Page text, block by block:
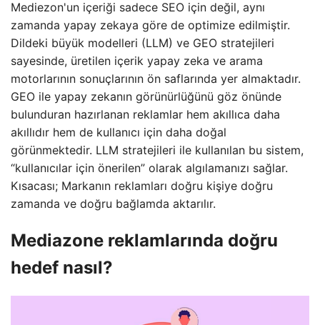
Mediezon'un içeriği sadece SEO için değil, aynı
zamanda yapay zekaya göre de optimize edilmiştir.
Dildeki büyük modelleri (LLM) ve GEO stratejileri
sayesinde, üretilen içerik yapay zeka ve arama
motorlarının sonuçlarının ön saflarında yer almaktadır.
GEO ile yapay zekanın görünürlüğünü göz önünde
bulunduran hazırlanan reklamlar hem akıllıca daha
akıllıdır hem de kullanıcı için daha doğal
görünmektedir. LLM stratejileri ile kullanılan bu sistem,
“kullanıcılar için önerilen” olarak algılamanızı sağlar.
Kısacası; Markanın reklamları doğru kişiye doğru
zamanda ve doğru bağlamda aktarılır.
Mediazone reklamlarında doğru
hedef nasıl?